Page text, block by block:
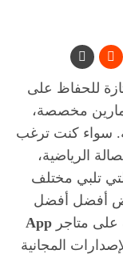
للحفاظ على
مخصصة،
سواء كنت ترغب
الرياضية،
تلبي مختلف
أفضل أفضل
App
المجانية